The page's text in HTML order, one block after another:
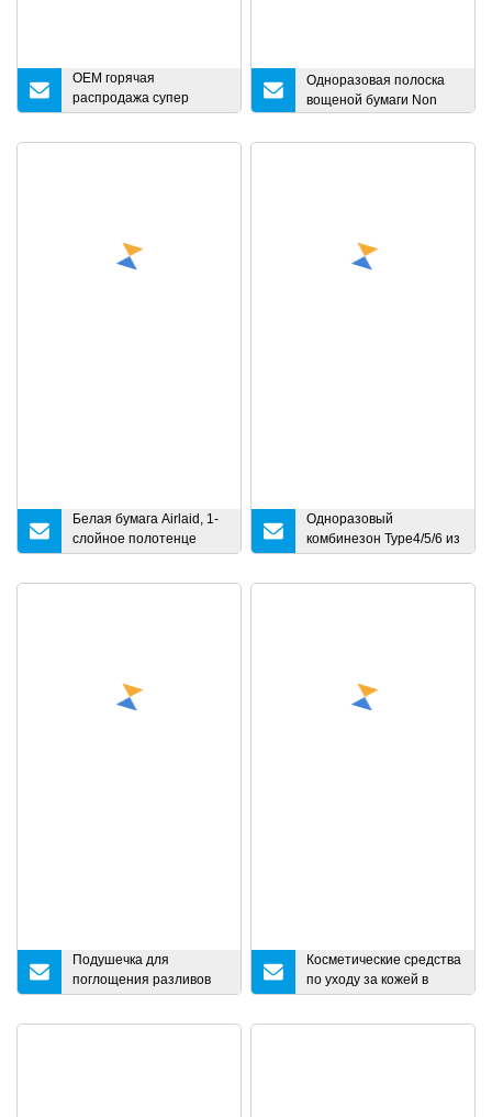
OEM горячая
распродажа супер
впитывающее
Одноразовая полоска
вощеной бумаги Non
Белая бумага Airlaid, 1-
слойное полотенце
Gust, льняное полотно,
Одноразовый
комбинезон Type4/5/6 из
нетканого материала
Подушечка для
поглощения разливов
опасных химикатов
Косметические средства
по уходу за кожей в
машине для